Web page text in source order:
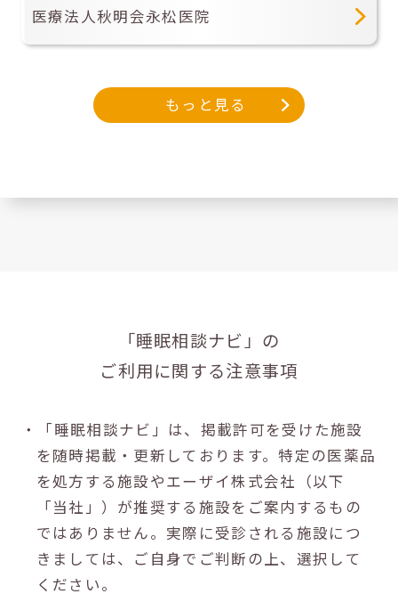
医療法人秋明会永松医院
もっと見る
「睡眠相談ナビ」の
ご利用に関する注意事項
・「睡眠相談ナビ」は、掲載許可を受けた施設
を随時掲載・更新しております。特定の医薬品
を処方する施設やエーザイ株式会社（以下
「当社」）が推奨する施設をご案内するもの
ではありません。実際に受診される施設につ
きましては、ご自身でご判断の上、選択して
ください。